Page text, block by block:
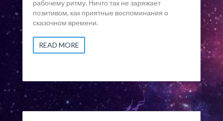
рабочему ритму. Ничто так не заряжает
позитивом, как приятные воспоминания о
сказочном времени.
READ MORE